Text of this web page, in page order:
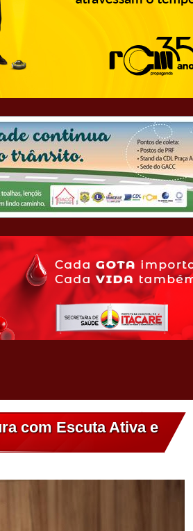
com Escuta Ativa e